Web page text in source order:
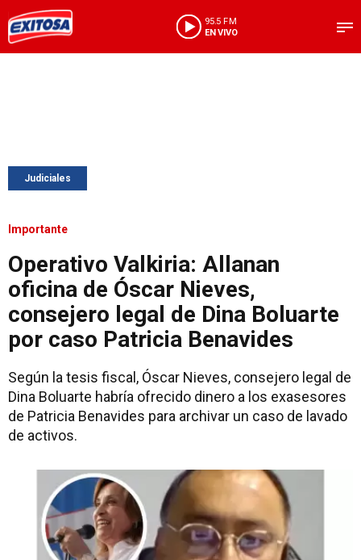
95.5 FM
EN VIVO
Judiciales
Importante
Operativo Valkiria: Allanan
oficina de Óscar Nieves,
consejero legal de Dina Boluarte
por caso Patricia Benavides
Según la tesis fiscal, Óscar Nieves, consejero legal de
Dina Boluarte habría ofrecido dinero a los exasesores
de Patricia Benavides para archivar un caso de lavado
de activos.